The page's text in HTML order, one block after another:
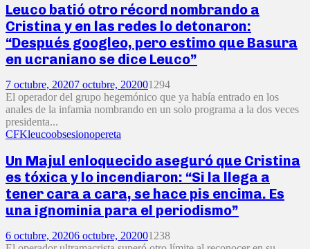
Leuco batió otro récord nombrando a
Cristina y en las redes lo detonaron:
“Después googleo, pero estimo que Basura
en ucraniano se dice Leuco”
7 octubre, 20207 octubre, 202001294
El operador del grupo hegemónico que ya había entrado en los
anales de la infamia nombrando en un solo programa a la dos veces
presidenta...
CFKleucoobsesionopereta
Un Majul enloquecido aseguró que Cristina
es tóxica y lo incendiaron: “Si la llega a
tener cara a cara, se hace pis encima. Es
una ignominia para el periodismo”
6 octubre, 20206 octubre, 202001238